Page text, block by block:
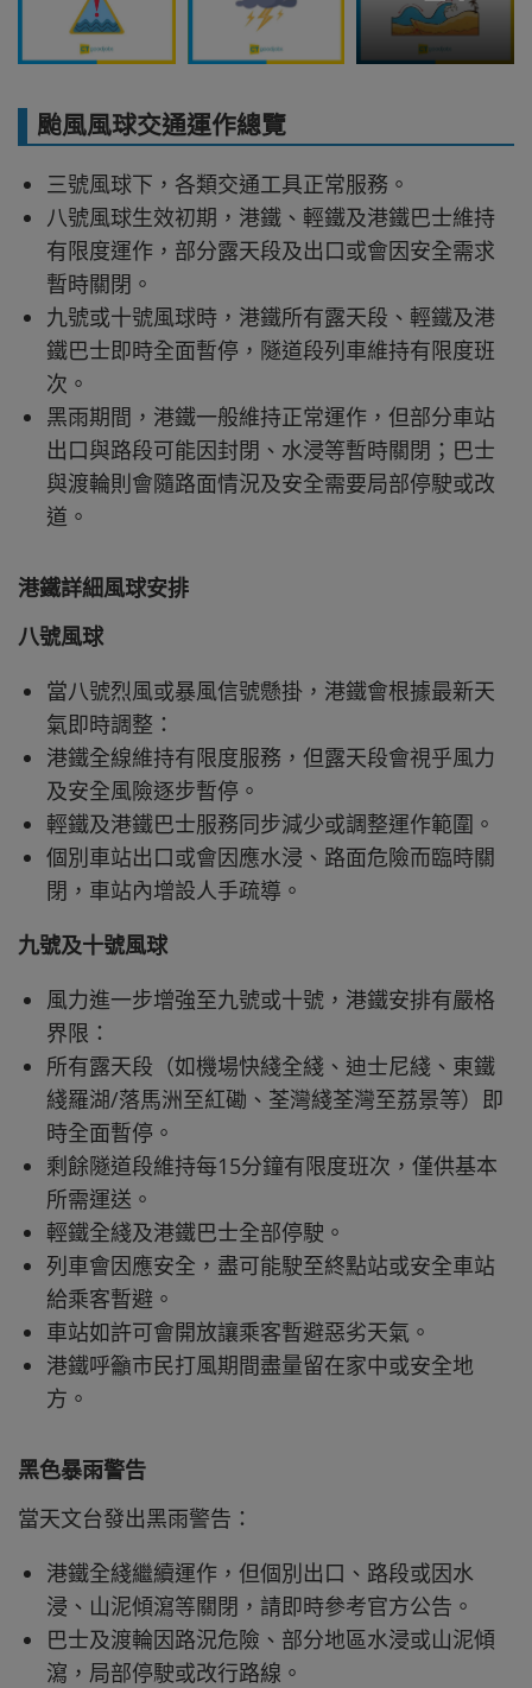
颱風風球交通運作總覽
三號風球下，各類交通工具正常服務。
八號風球生效初期，港鐵、輕鐵及港鐵巴士維持
有限度運作，部分露天段及出口或會因安全需求
暫時關閉。
九號或十號風球時，港鐵所有露天段、輕鐵及港
鐵巴士即時全面暫停，隧道段列車維持有限度班
次。
黑雨期間，港鐵一般維持正常運作，但部分車站
出口與路段可能因封閉、水浸等暫時關閉；巴士
與渡輪則會隨路面情況及安全需要局部停駛或改
道。
港鐵詳細風球安排
八號風球
當八號烈風或暴風信號懸掛，港鐵會根據最新天
氣即時調整：
港鐵全線維持有限度服務，但露天段會視乎風力
及安全風險逐步暫停。
輕鐵及港鐵巴士服務同步減少或調整運作範圍。
個別車站出口或會因應水浸、路面危險而臨時關
閉，車站內增設人手疏導。
九號及十號風球
風力進一步增強至九號或十號，港鐵安排有嚴格
界限：
所有露天段（如機場快綫全綫、迪士尼綫、東鐵
綫羅湖/落馬洲至紅磡、荃灣綫荃灣至荔景等）即
時全面暫停。
剩餘隧道段維持每15分鐘有限度班次，僅供基本
所需運送。
輕鐵全綫及港鐵巴士全部停駛。
列車會因應安全，盡可能駛至終點站或安全車站
給乘客暫避。
車站如許可會開放讓乘客暫避惡劣天氣。
港鐵呼籲市民打風期間盡量留在家中或安全地
方。
黑色暴雨警告
當天文台發出黑雨警告：
港鐵全綫繼續運作，但個別出口、路段或因水
浸、山泥傾瀉等關閉，請即時參考官方公告。
巴士及渡輪因路況危險、部分地區水浸或山泥傾
瀉，局部停駛或改行路線。